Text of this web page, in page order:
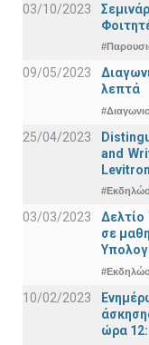
03/10/2023
09/05/2023
λεπτά
25/04/2023
and
03/03/2023
Δελτίο
σε
10/02/2023
ώρα